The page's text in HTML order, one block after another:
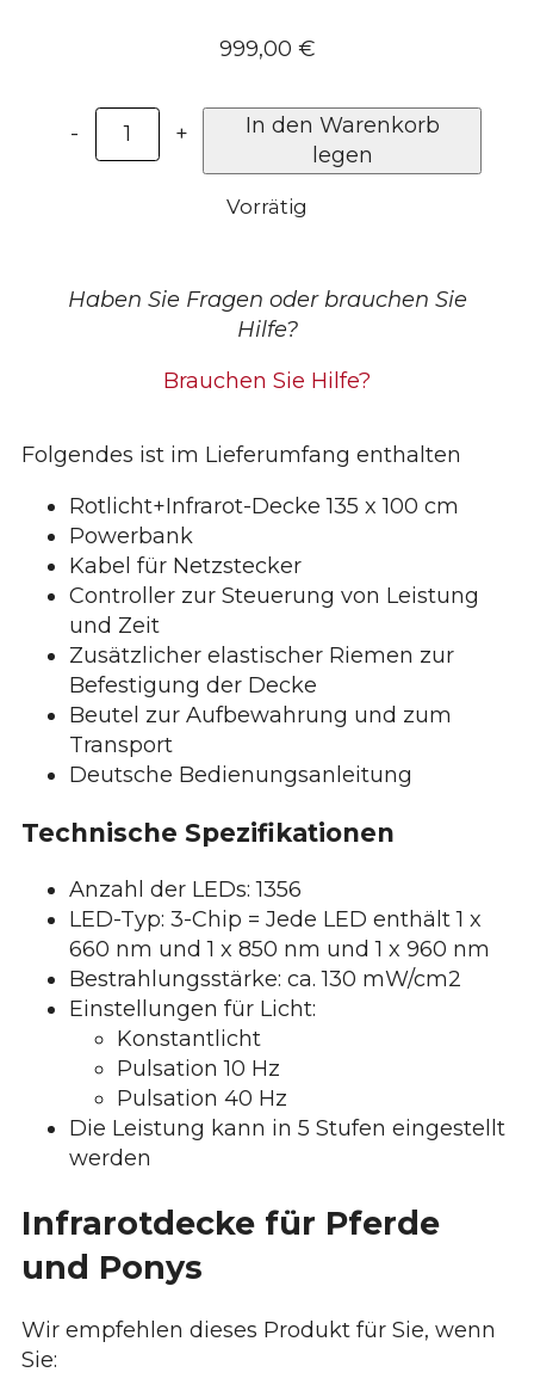
999,00 €
-
Infrarot-
Therapiedecke
Heat
Menge
+
In den Warenkorb
legen
Vorrätig
Haben Sie Fragen oder brauchen Sie
Hilfe?
Brauchen Sie Hilfe?
Folgendes ist im Lieferumfang enthalten
Rotlicht+Infrarot-Decke 135 x 100 cm
Powerbank
Kabel für Netzstecker
Controller zur Steuerung von Leistung
und Zeit
Zusätzlicher elastischer Riemen zur
Befestigung der Decke
Beutel zur Aufbewahrung und zum
Transport
Deutsche Bedienungsanleitung
Technische Spezifikationen
Anzahl der LEDs: 1356
LED-Typ: 3-Chip = Jede LED enthält 1 x
660 nm und 1 x 850 nm und 1 x 960 nm
Bestrahlungsstärke: ca. 130 mW/cm2
Einstellungen für Licht:
Konstantlicht
Pulsation 10 Hz
Pulsation 40 Hz
Die Leistung kann in 5 Stufen eingestellt
werden
Infrarotdecke für Pferde
und Ponys
Wir empfehlen dieses Produkt für Sie, wenn
Sie: